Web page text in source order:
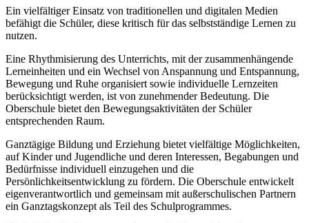
Ein vielfältiger Einsatz von traditionellen und digitalen Medien
befähigt die Schüler, diese kritisch für das selbstständige Lernen zu
nutzen.
Eine Rhythmisierung des Unterrichts, mit der zusammenhängende
Lerneinheiten und ein Wechsel von Anspannung und Entspannung,
Bewegung und Ruhe organisiert sowie individuelle Lernzeiten
berücksichtigt werden, ist von zunehmender Bedeutung. Die
Oberschule bietet den Bewegungsaktivitäten der Schüler
entsprechenden Raum.
Ganztägige Bildung und Erziehung bietet vielfältige Möglichkeiten,
auf Kinder und Jugendliche und deren Interessen, Begabungen und
Bedürfnisse individuell einzugehen und die
Persönlichkeitsentwicklung zu fördern. Die Oberschule entwickelt
eigenverantwortlich und gemeinsam mit außerschulischen Partnern
ein Ganztagskonzept als Teil des Schulprogrammes.